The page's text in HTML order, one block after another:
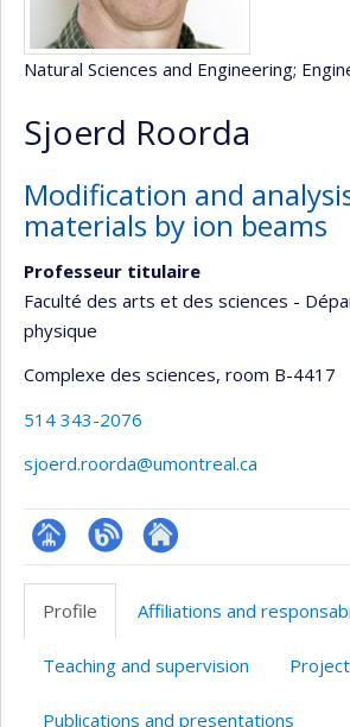
Natural Sciences and Engineering;
Sjoerd Roorda
Modification and
materials by ion beams
Professeur titulaire
Faculté des arts et des sciences -
physique
Complexe des sciences, room B-4417
514 343-2076
sjoerd.roorda@umontreal.ca
Page
professionnelle
BlogueAutre
site
Profile Affiliations and
Teaching and supervision
Publications and presentations